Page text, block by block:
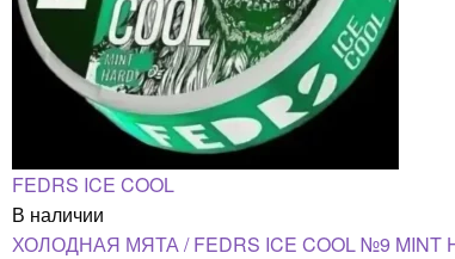
FEDRS ICE COOL
В наличии
ХОЛОДНАЯ МЯТА / FEDRS ICE COOL №9 MINT